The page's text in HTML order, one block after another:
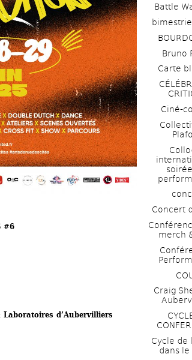
#6
d’Aubervilliers
Battle
Bruno
Carte
Ciné-
Concert
merch
Craig
Cycle de
dans le